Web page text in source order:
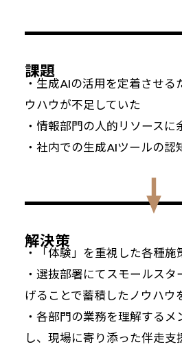
課題
・生成AIの活用を定着させる
ウハウが不足していた
・情報部門の人的リソースに
・社内での生成AIツールの認
解決策
・「体験」を重視した各種施
・選抜部署にてスモールス
げることで蓄積したノウハウ
・各部門の業務を理解する
し、現場に寄り添った伴走支